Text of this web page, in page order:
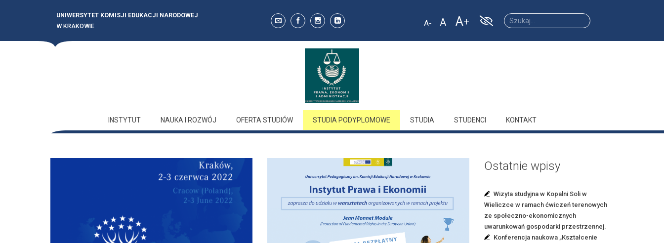
UNIWERSYTET KOMISJI EDUKACJI NARODOWEJ
W KRAKOWIE
A
font size.
A
font
A
Increase
font
INSTYTUT NAUKA I ROZWÓJ OFERTA STUDIÓW STUDIA PODYPLOMOWE STUDIA STUDENCI KONTAKT
Ostatnie wpisy
Wizyta studyjna w Kopalni Soli w
Wieliczce w ramach ćwiczeń terenowych
ze społeczno-ekonomicznych
uwarunkowań gospodarki przestrzennej.
Konferencja naukowa „Kształcenie